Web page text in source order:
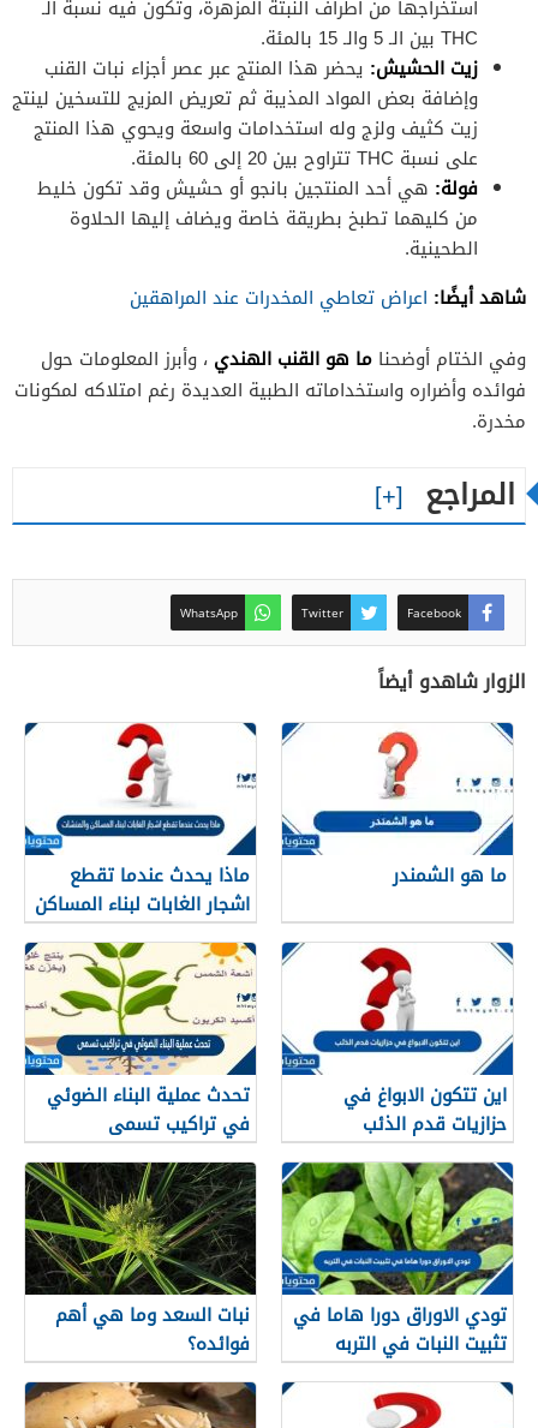
استخراجها من أطراف النبتة المزهرة، وتكون فيه نسبة الـ
THC بين الـ 5 والـ 15 بالمئة.
زيت الحشيش: يحضر هذا المنتج عبر عصر أجزاء نبات القنب
وإضافة بعض المواد المذيبة ثم تعريض المزيج للتسخين لينتج
زيت كثيف ولزج وله استخدامات واسعة ويحوي هذا المنتج
على نسبة THC تتراوح بين 20 إلى 60 بالمئة.
فولة: هي أحد المنتجين بانجو أو حشيش وقد تكون خليط
من كليهما تطبخ بطريقة خاصة ويضاف إليها الحلاوة
الطحينية.
شاهد أيضًا: اعراض تعاطي المخدرات عند المراهقين
وفي الختام أوضحنا ما هو القنب الهندي ، وأبرز المعلومات حول
فوائده وأضراره واستخداماته الطبية العديدة رغم امتلاكه لمكونات
مخدرة.
المراجع
Facebook
Twitter
WhatsApp
الزوار شاهدو أيضاً
ما هو الشمندر
ماذا يحدث عندما تقطع
اشجار الغابات لبناء المساكن
والمنشات
اين تتكون الابواغ في
حزازيات قدم الذئب
تحدث عملية البناء الضوئي
في تراكيب تسمى
تودي الاوراق دورا هاما في
تثبيت النبات في التربه
نبات السعد وما هي أهم
فوائده؟